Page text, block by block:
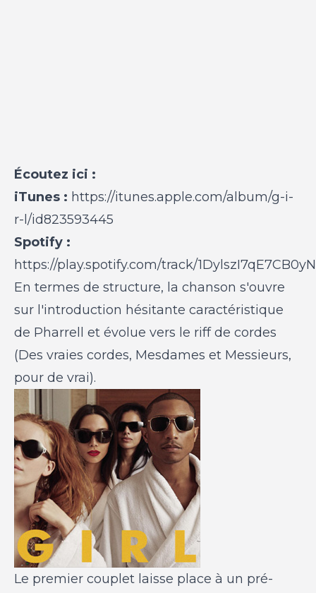
Écoutez ici :
iTunes : https://itunes.apple.com/album/g-i-
r-l/id823593445
Spotify :
https://play.spotify.com/track/
En termes de structure, la chanson s'ouvre
sur l'introduction hésitante caractéristique
de Pharrell et évolue vers le riff de cordes
(Des vraies cordes, Mesdames et Messieurs,
pour de vrai).
Le premier couplet laisse place à un pré-